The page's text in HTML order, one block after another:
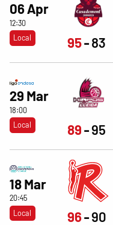
06 Apr
12:30
Local
95 83
29 Mar
18:00
Local
89 95
18 Mar
20:45
Local
96 90